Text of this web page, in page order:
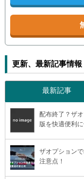
更新、最新記事情報
最新記事
配布終了？ザ
版を快適便利
ザオプション
注意点！